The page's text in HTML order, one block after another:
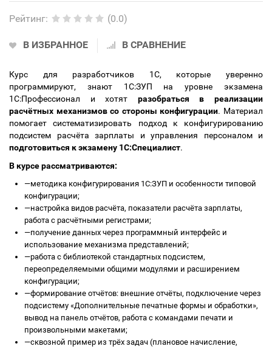
Рейтинг: (0.0)
В ИЗБРАННОЕ В СРАВНЕНИЕ
Курс для разработчиков 1С, которые уверенно
программируют, знают 1С:ЗУП на уровне экзамена
1С:Профессионал и хотят разобраться в реализации
расчётных механизмов со стороны конфигурации. Материал
помогает систематизировать подход к конфигурированию
подсистем расчёта зарплаты и управления персоналом и
подготовиться к экзамену 1С:Специалист.
В курсе рассматриваются:
—методика конфигурирования 1С:ЗУП и особенности типовой
конфигурации;
—настройка видов расчёта, показатели расчёта зарплаты,
работа с расчётными регистрами;
—получение данных через программный интерфейс и
использование механизма представлений;
—работа с библиотекой стандартных подсистем,
переопределяемыми общими модулями и расширением
конфигурации;
—формирование отчётов: внешние отчёты, подключение через
подсистему «Дополнительные печатные формы и обработки»,
вывод на панель отчётов, работа с командами печати и
произвольными макетами;
—сквозной пример из трёх задач (плановое начисление,